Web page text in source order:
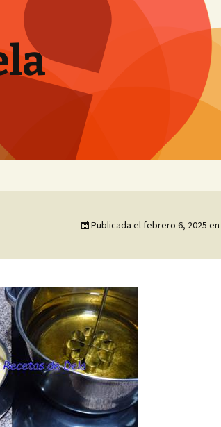
Publicada el febrero 6, 2025 en